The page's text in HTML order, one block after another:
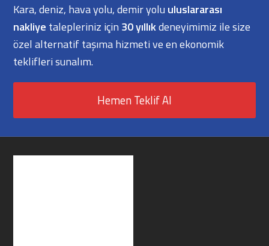
Kara, deniz, hava yolu, demir yolu uluslararası
nakliye talepleriniz için 30 yıllıkdeneyimimiz ile size
özel alternatif taşıma hizmeti ve en ekonomik
teklifleri sunalım.
Hemen Teklif Al